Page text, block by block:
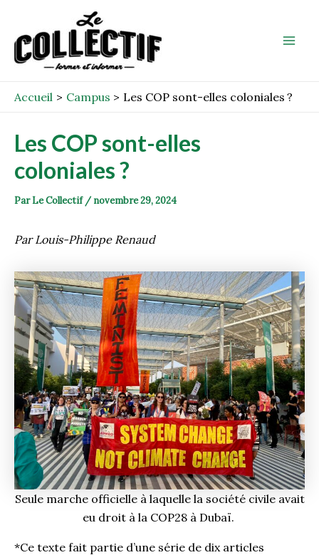
contenu
Accueil Campus Les COP sont-elles coloniales ?
Les COP sont-elles
coloniales ?
ParLe Collectif / novembre 29, 2024
Par Louis-Philippe Renaud
Seule marche officielle à laquelle la société civile avait
eu droit à la COP28 à Dubaï.
*Ce texte fait partie d’une série de dix articles
navigation